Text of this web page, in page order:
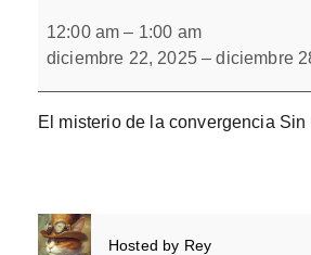
misterio
de
la
acercar
y
alejar
12:00 am – 1:00 am
diciembre 22, 2025 –diciembre
El misterio de la convergencia
Hosted by Rey